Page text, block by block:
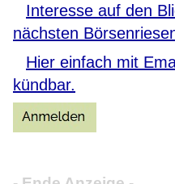
Interesse auf den
nächsten
Hier einfach mit
kündbar.